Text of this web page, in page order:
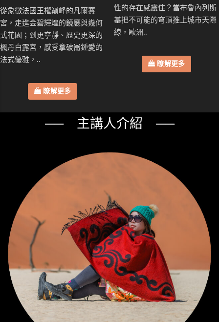
從象徵法國王權巔峰的凡爾賽
宮，走進金碧輝煌的鏡廳與幾何
式花園；到更寧靜、歷史更深的
楓丹白露宮，感受拿破崙鍾愛的
法式優雅，..
瞭解更多
性的存在感震住？當布魯內列斯
基把不可能的穹頂推上城市天際
線，歐洲..
瞭解更多
── 主講人介紹 ──